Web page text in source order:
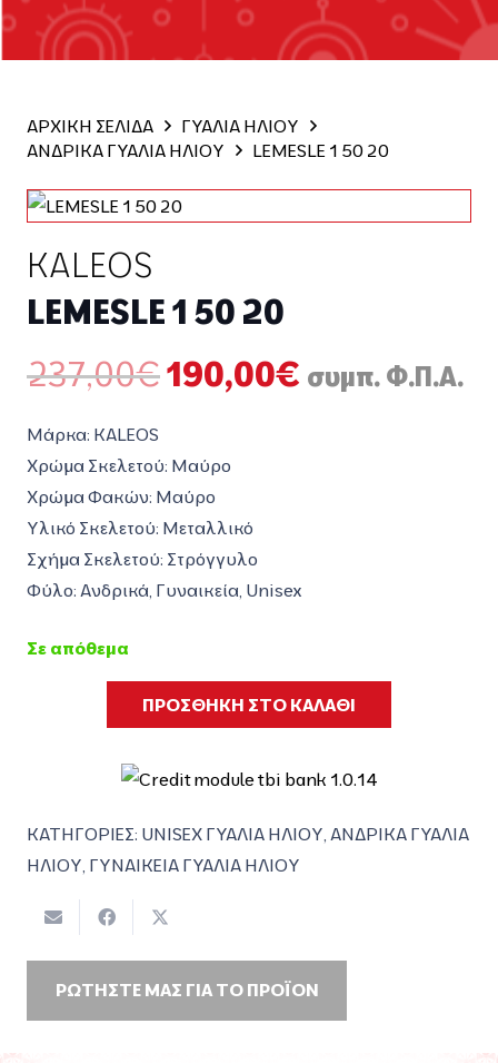
ΑΡΧΙΚΗ ΣΕΛΙΔΑ
ΓΥΑΛΙΑ ΗΛΙΟΥ
ΑΝΔΡΙΚΑ ΓΥΑΛΙΑ ΗΛΙΟΥ
LEMESLE 1 50 20
KALEOS
LEMESLE 1 50 20
237,00€Original
price
237,00€.
190,00€ Η
τρέχουσα
συμπ. Φ.Π.Α.
Μάρκα: KALEOS
Χρώμα Σκελετού: Μαύρο
Χρώμα Φακών: Μαύρο
Υλικό Σκελετού: Μεταλλικό
Σχήμα Σκελετού: Στρόγγυλο
Φύλο: Ανδρικά, Γυναικεία, Unisex
Σε απόθεμα
ΠΡΟΣΘΗΚΗ ΣΤΟ ΚΑΛΑΘΙ
ΚΑΤΗΓΟΡΙΕΣ: UNISEX ΓΥΑΛΙΑ ΗΛΙΟΥ ΑΝΔΡΙΚΑ ΓΥΑΛΙΑ
ΗΛΙΟΥ ΓΥΝΑΙΚΕΙΑ ΓΥΑΛΙΑ ΗΛΙΟΥ
ΡΩΤΗΣΤΕ ΜΑΣ ΓΙΑ ΤΟ ΠΡΟΪΟΝ